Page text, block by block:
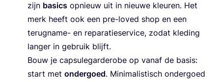
zijn basics opnieuw uit in nieu­we kleu­ren. Het
merk heeft ook een pre-loved shop en een
terug­na­me- en repa­ra­tie­ser­vi­ce, zodat kle­ding
lan­ger in gebruik blijft.
Bouw je cap­su­le­gar­de­ro­be op van­af de basis:
start met onder­goed. Mini­ma­lis­tisch onder­goed